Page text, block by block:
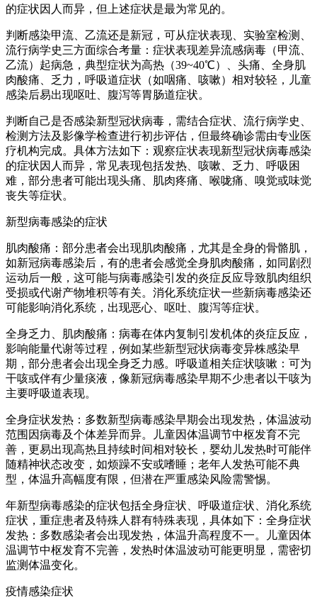
的症状因人而异，但上述症状是最为常见的。
判断感染甲流、乙流还是新冠，可从症状表现、实验室检测、
流行病学史三方面综合考量：症状表现差异流感病毒（甲流、
乙流）起病急，典型症状为高热（39~40℃）、头痛、全身肌
肉酸痛、乏力，呼吸道症状（如咽痛、咳嗽）相对较轻，儿童
感染后易出现呕吐、腹泻等胃肠道症状。
判断自己是否感染新型冠状病毒，需结合症状、流行病学史、
检测方法及影像学检查进行初步评估，但最终确诊需由专业医
疗机构完成。具体方法如下：观察症状表现新型冠状病毒感染
的症状因人而异，常见表现包括发热、咳嗽、乏力、呼吸困
难，部分患者可能出现头痛、肌肉疼痛、喉咙痛、嗅觉或味觉
丧失等症状。
新型病毒感染的症状
肌肉酸痛：部分患者会出现肌肉酸痛，尤其是全身的骨骼肌，
如新冠病毒感染后，有的患者会感觉全身肌肉酸痛，如同剧烈
运动后一般，这可能与病毒感染引发的炎症反应导致肌肉组织
受损或代谢产物堆积等有关。消化系统症状一些新病毒感染还
可能影响消化系统，出现恶心、呕吐、腹泻等症状。
全身乏力、肌肉酸痛：病毒在体内复制引发机体的炎症反应，
影响能量代谢等过程，例如某些新型冠状病毒变异株感染早
期，部分患者会出现全身乏力感。呼吸道相关症状咳嗽：可为
干咳或伴有少量痰液，像新冠病毒感染早期不少患者以干咳为
主要呼吸道表现。
全身症状发热：多数新型病毒感染早期会出现发热，体温波动
范围因病毒及个体差异而异。儿童因体温调节中枢发育不完
善，更易出现高热且持续时间相对较长，婴幼儿发热时可能伴
随精神状态改变，如烦躁不安或嗜睡；老年人发热可能不典
型，体温升高幅度有限，但潜在严重感染风险需警惕。
年新型病毒感染的症状包括全身症状、呼吸道症状、消化系统
症状，重症患者及特殊人群有特殊表现，具体如下：全身症状
发热：多数感染者会出现发热，体温升高程度不一。儿童因体
温调节中枢发育不完善，发热时体温波动可能更明显，需密切
监测体温变化。
疫情感染症状